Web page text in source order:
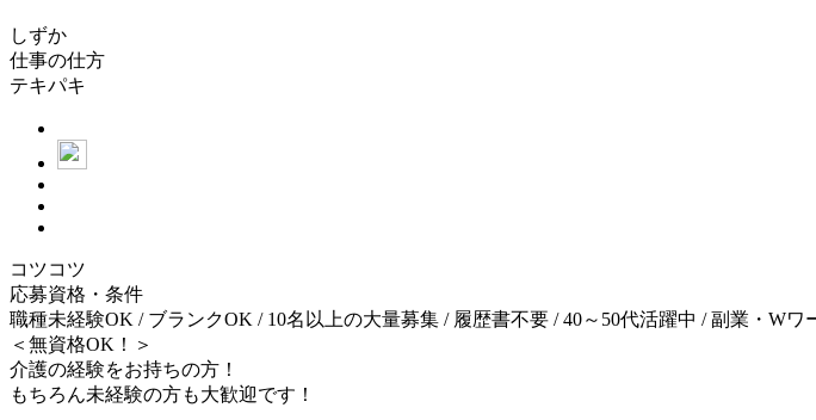
しずか
仕事の仕方
テキパキ
コツコツ
応募資格・条件
職種未経験OK / ブランクOK / 10名以上の大量募集 / 履歴書不要 / 40～50代活躍中 / 副業・W
＜無資格OK！＞
介護の経験をお持ちの方！
もちろん未経験の方も大歓迎です！